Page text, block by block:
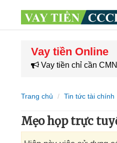
Vay tiền Online
Vay tiền chỉ cần
Trang chủ Tin tức tài chính
Mẹo họp trực